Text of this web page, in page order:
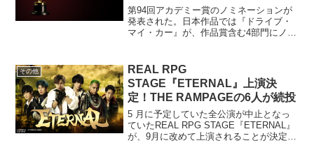
ミネーション発表！
第94回アカデミー賞のノミネーションが
発表された。日本作品では『ドライブ・
マイ・カー』が、作品賞含む4部門にノミ
2022年3月27日に開催予定となってい
る。第94回アカ...
その他
REAL RPG
STAGE『ETERNAL』上演決
定！THE RAMPAGEの6⼈が続投
5 ⽉に予定していた全公演が中⽌となっ
ていたREAL RPG STAGE『ETERNAL』
が、9⽉に改めて上演されることが決定し